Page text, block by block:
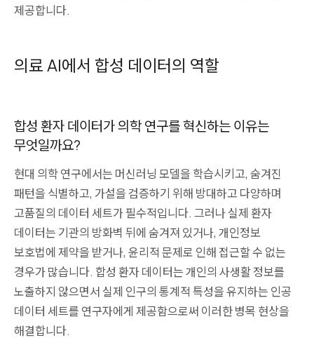
제공합니다.
의료 AI에서 합성 데이터의 역할
합성 환자 데이터가 의학 연구를 혁신하는 이유는
무엇일까요?
현대 의학 연구에서는 머신러닝 모델을 학습시키고, 숨겨진
패턴을 식별하고, 가설을 검증하기 위해 방대하고 다양하며
고품질의 데이터 세트가 필수적입니다. 그러나 실제 환자
데이터는 기관의 방화벽 뒤에 숨겨져 있거나, 개인정보
보호법에 제약을 받거나, 윤리적 문제로 인해 접근할 수 없는
경우가 많습니다. 합성 환자 데이터는 개인의 사생활 정보를
노출하지 않으면서 실제 인구의 통계적 특성을 유지하는 인공
데이터 세트를 연구자에게 제공함으로써 이러한 병목 현상을
해결합니다.